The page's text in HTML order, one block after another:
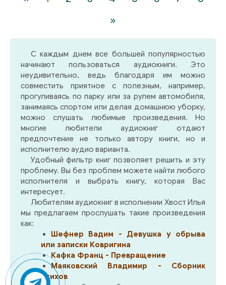
»
С каждым днем все большей популярностью
начинают пользоваться аудиокниги. Это
неудивительно, ведь благодаря им можно
совместить приятное с полезным, например,
прогуливаясь по парку или за рулем автомобиля,
занимаясь спортом или делая домашнюю уборку,
можно слушать любимые произведения. Но
многие любители аудиокниг отдают
предпочтение не только автору книги, но и
исполнителю аудио варианта.
Удобный фильтр книг позволяет решить и эту
проблему. Вы без проблем можете найти любого
исполнителя и выбрать книгу, которая Вас
интересует.
Любителям аудиокниг в исполнении Хвост Илья
мы предлагаем прослушать такие произведения
как:
Шефнер Вадим - Девушка у обрыва
или записки Ковригина
Кафка Франц - Превращение
Маяковский Владимир - Сборник
стихов